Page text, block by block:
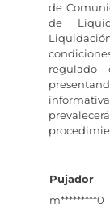
de
de
regulado
Pujador
m*********0